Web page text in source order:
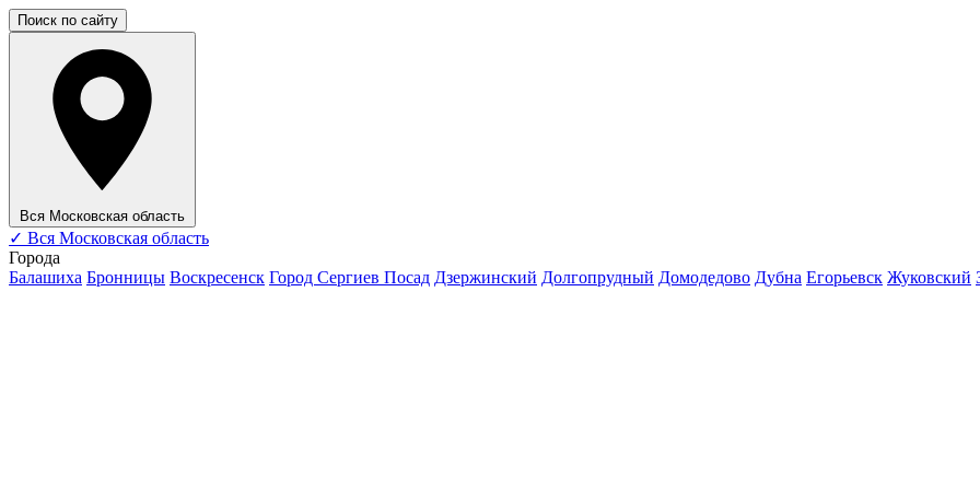
Поиск по сайту
Вся Московская область
✓ Вся Московская область
Города
Балашиха Бронницы Воскресенск Город Сергиев Посад Дзержинский Долгопрудный Домодедово Дубна Егорьевск Жуковский